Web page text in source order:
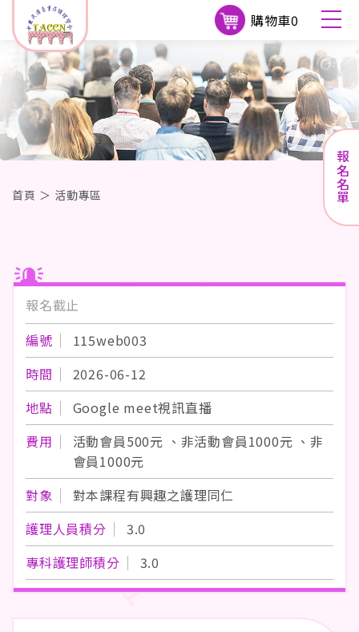
購物車0
首頁 ＞ 活動專區
報名截止
編號
115web003
時間
2026-06-12
地點
Google meet視訊直播
費用
活動會員500元 、非活動會員1000元 、非
會員1000元
對象
對本課程有興趣之護理同仁
護理人員積分
3.0
專科護理師積分
3.0
報名名單